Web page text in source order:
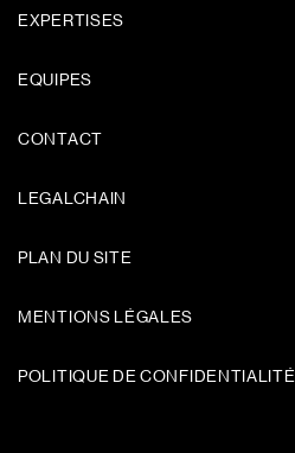
EXPERTISES
EQUIPES
CONTACT
LEGALCHAIN
PLAN DU SITE
MENTIONS LÉGALES
POLITIQUE DE CONFIDENTIALITÉ